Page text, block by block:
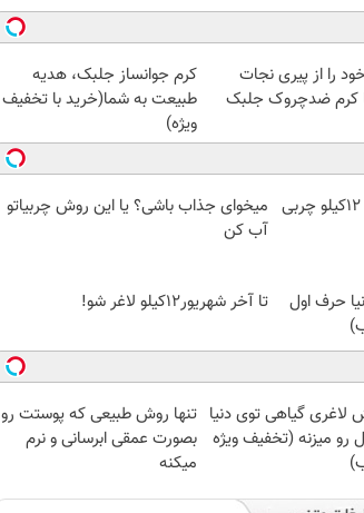
را از پیری نجات
کرم ضدچروک جلبک
کرم جوانساز جلبک، هدیه
طبیعت به شما(خرید با تخفیف
ویژه)
از الان تا آخر تابستون حداقل 12کیلو چربی میخوای جذاب باشی؟ یا این روش چربیاتو
آب کن
حرف اول
تا آخر شهریور12کیلو لاغر شو!
لاغری گیاهی توی دنیا
رو میزنه (تخفیف ویژه
تنها روش طبیعی که پوستت رو
بصورت عمقی ابرسانی و نرم
میکنه